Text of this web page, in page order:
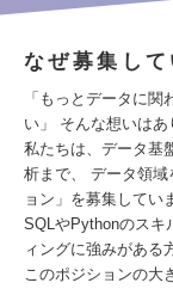
なぜ募集し
「もっとデータに
い」 そんな想いはあ
私たちは、データ基
析まで、 データ領
ョン」を募集してい
SQLやPythonのスキ
ィングに強みがある
このポジションの大